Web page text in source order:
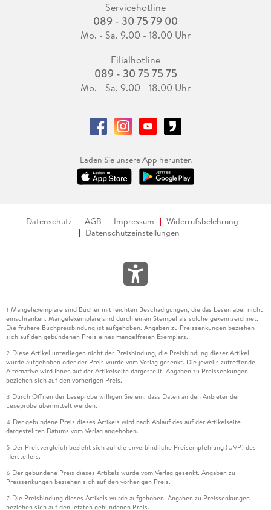
Servicehotline
089 - 30 75 79 00
Mo. - Sa. 9.00 - 18.00 Uhr
Filialhotline
089 - 30 75 75 75
Mo. - Sa. 9.00 - 18.00 Uhr
Laden Sie unsere App herunter.
Datenschutz AGB Impressum
Widerrufsbelehrung
Datenschutzeinstellungen
1 Mängelexemplare sind Bücher mit leichten Beschädigungen, die das Lesen aber nicht
einschränken. Mängelexemplare sind durch einen Stempel als solche gekennzeichnet.
Die frühere Buchpreisbindung ist aufgehoben. Angaben zu Preissenkungen beziehen
sich auf den gebundenen Preis eines mangelfreien Exemplars.
2 Diese Artikel unterliegen nicht der Preisbindung, die Preisbindung dieser Artikel
wurde aufgehoben oder der Preis wurde vom Verlag gesenkt. Die jeweils zutreffende
Alternative wird Ihnen auf der Artikelseite dargestellt. Angaben zu Preissenkungen
beziehen sich auf den vorherigen Preis.
3 Durch Öffnen der Leseprobe willigen Sie ein, dass Daten an den Anbieter der
Leseprobe übermittelt werden.
4 Der gebundene Preis dieses Artikels wird nach Ablauf des auf der Artikelseite
dargestellten Datums vom Verlag angehoben.
5 Der Preisvergleich bezieht sich auf die unverbindliche Preisempfehlung (UVP) des
Herstellers.
6 Der gebundene Preis dieses Artikels wurde vom Verlag gesenkt. Angaben zu
Preissenkungen beziehen sich auf den vorherigen Preis.
7 Die Preisbindung dieses Artikels wurde aufgehoben. Angaben zu Preissenkungen
beziehen sich auf den letzten gebundenen Preis.